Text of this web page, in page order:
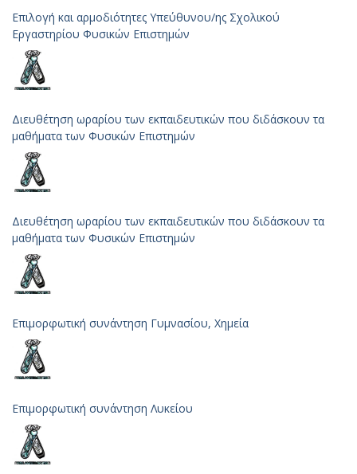
Επιλογή και αρμοδιότητες Υπεύθυνου/ης Σχολικού
Εργαστηρίου Φυσικών Επιστημών
Διευθέτηση ωραρίου των εκπαιδευτικών που διδάσκουν τα
μαθήματα των Φυσικών Επιστημών
Διευθέτηση ωραρίου των εκπαιδευτικών που διδάσκουν τα
μαθήματα των Φυσικών Επιστημών
Επιμορφωτική συνάντηση Γυμνασίου, Χημεία
Επιμορφωτική συνάντηση Λυκείου